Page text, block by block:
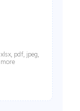
pdf, jpeg,